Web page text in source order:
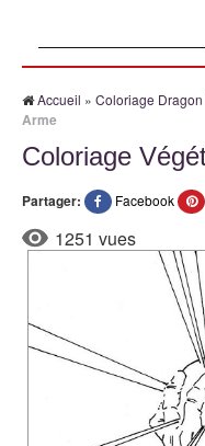
Accueil » Coloriage Dragon
Arme
Coloriage
Partager: Facebook
1251 vues